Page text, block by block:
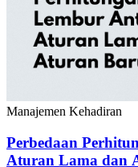
Manajemen Kehadiran
Perbedaan
Aturan Lama dan